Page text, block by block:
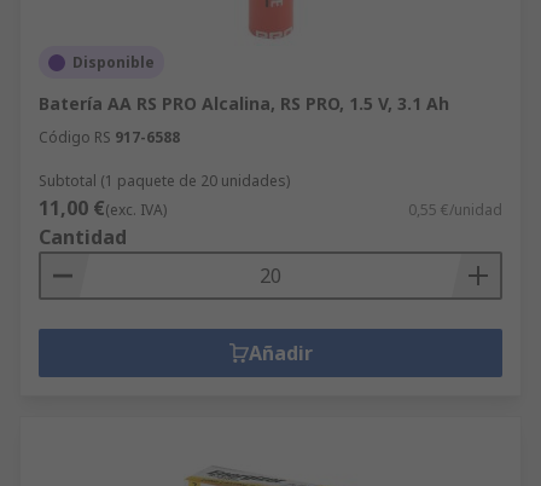
Disponible
Batería AA RS PRO Alcalina, RS PRO, 1.5 V, 3.1 Ah
Código RS 917-6588
Subtotal (1 paquete de 20 unidades)
11,00 €(exc. IVA) 0,55 €/unidad
Cantidad
Añadir